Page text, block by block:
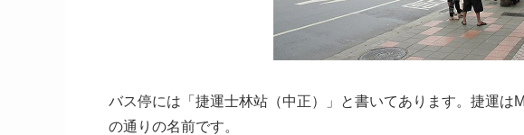
バス停には「捷運士林站（中正）」と書いてあります。捷運は
の通りの名前です。